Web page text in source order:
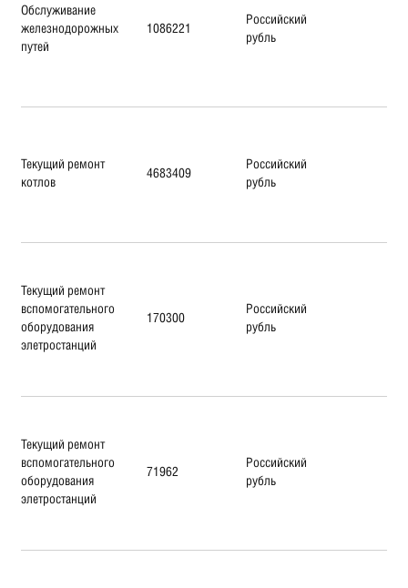
Обслуживание
железнодорожных
путей
1086221
Российский
рубль
Текущий ремонт
котлов
4683409
Российский
рубль
Текущий ремонт
вспомогательного
оборудования
элетростанций
170300
Российский
рубль
Текущий ремонт
вспомогательного
оборудования
элетростанций
71962
Российский
рубль